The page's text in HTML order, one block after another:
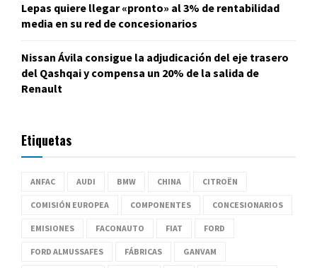
Lepas quiere llegar «pronto» al 3% de rentabilidad
media en su red de concesionarios
Nissan Ávila consigue la adjudicación del eje trasero
del Qashqai y compensa un 20% de la salida de
Renault
Etiquetas
ANFAC AUDI BMW CHINA CITROËN
COMISIÓN EUROPEA COMPONENTES CONCESIONARIOS
EMISIONES FACONAUTO FIAT FORD
FORD ALMUSSAFES FÁBRICAS GANVAM